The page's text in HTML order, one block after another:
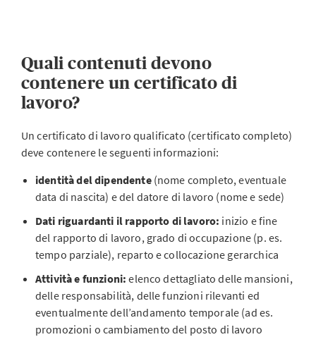
Quali contenuti devono
contenere un certificato di
lavoro?
Un certificato di lavoro qualificato (certificato completo)
deve contenere le seguenti informazioni:
identità del dipendente(nome completo, eventuale
data di nascita) e del datore di lavoro (nome e sede)
Dati riguardanti il rapporto di lavoro: inizio e fine
del rapporto di lavoro, grado di occupazione (p. es.
tempo parziale), reparto e collocazione gerarchica
Attività e funzioni: elenco dettagliato delle mansioni,
delle responsabilità, delle funzioni rilevanti ed
eventualmente dell’andamento temporale (ad es.
promozioni o cambiamento del posto di lavoro